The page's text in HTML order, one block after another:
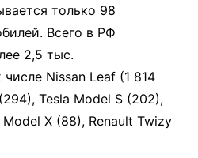
только 98
Всего в РФ
2,5 тыс.
Nissan Leaf (1 814
Tesla Model S (202),
X (88), Renault Twizy